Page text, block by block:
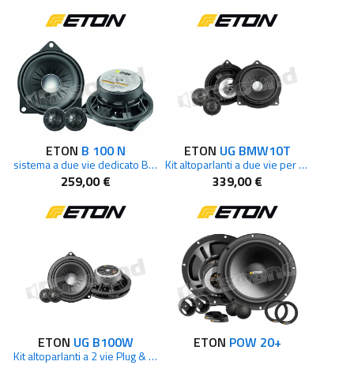
ETON B 100 N
sistema a due vie dedicato BMW
259,00 €
ETON UG BMW10T
Kit altoparlanti a due vie per BMW
339,00 €
ETON UG B100W
Kit altoparlanti a 2 vie Plug & Play per BMW
ETON POW 20+